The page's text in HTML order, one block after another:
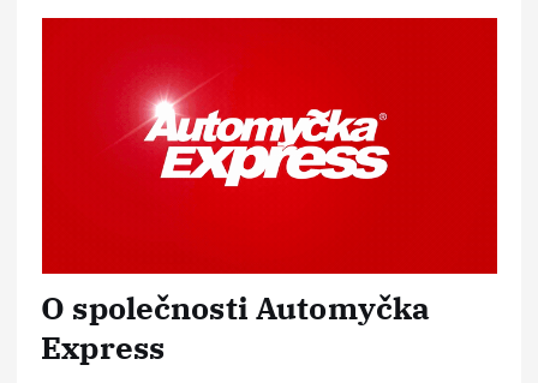
O společnosti Automyčka
Express